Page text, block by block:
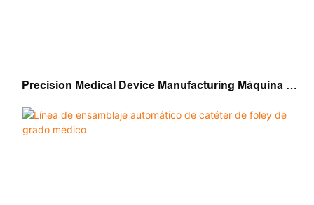
Precision Medical Device Manufacturing Máquina De